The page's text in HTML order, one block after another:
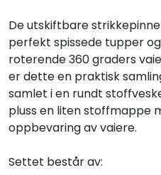
De utskiftbare
perfekt spissede tupper
roterende 360 graders
er dette en praktisk
samlet i en rundt
pluss en liten stoffmappe
oppbevaring av vaiere.
Settet består av: